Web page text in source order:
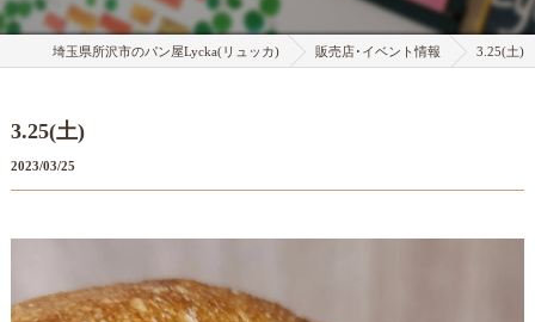
埼玉県所沢市のパン屋Lycka(リュッカ) 販売店･イベント情報 3.25(土)
3.25(土)
2023/03/25